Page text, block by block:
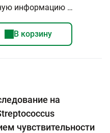
информацию …
В корзину
на
чувствительности